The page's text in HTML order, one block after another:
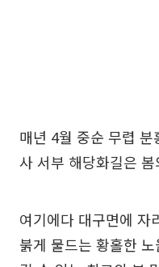
매년 4월 중순 무렵
사 서부 해당화길은
여기에다 대구면에 자
붉게 물드는 황홀한